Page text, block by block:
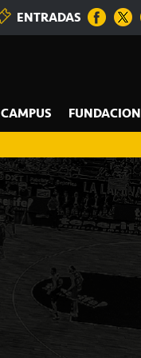
ENTRADAS
CAMPUS FUNDACION